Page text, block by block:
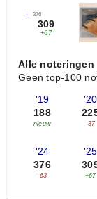
← 376
309
+67
Alle noteringen
Geen top-100
'19
188
nieuw
'20
-37
'24
376
-63
'25
+67